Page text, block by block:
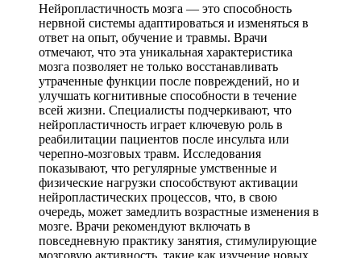
Нейропластичность мозга — это способность
нервной системы адаптироваться и изменяться в
ответ на опыт, обучение и травмы. Врачи
отмечают, что эта уникальная характеристика
мозга позволяет не только восстанавливать
утраченные функции после повреждений, но и
улучшать когнитивные способности в течение
всей жизни. Специалисты подчеркивают, что
нейропластичность играет ключевую роль в
реабилитации пациентов после инсульта или
черепно-мозговых травм. Исследования
показывают, что регулярные умственные и
физические нагрузки способствуют активации
нейропластических процессов, что, в свою
очередь, может замедлить возрастные изменения в
мозге. Врачи рекомендуют включать в
повседневную практику занятия, стимулирующие
мозговую активность, такие как изучение новых